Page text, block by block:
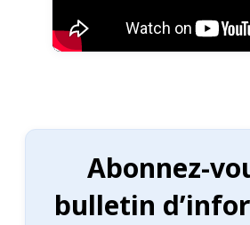
Abonnez-
bulletin